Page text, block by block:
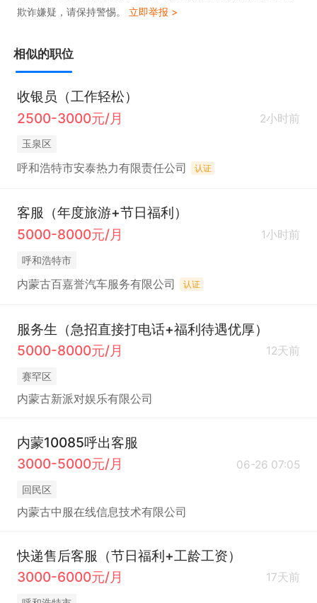
欺诈嫌疑，请保持警惕。 立即举报 >
相似的职位
收银员（工作轻松）
2500-3000元/月
2小时前
玉泉区
呼和浩特市安泰热力有限责任公司 认证
客服（年度旅游+节日福利）
5000-8000元/月
1小时前
呼和浩特市
内蒙古百嘉誉汽车服务有限公司 认证
服务生（急招直接打电话+福利待遇优厚）
5000-8000元/月
12天前
赛罕区
内蒙古新派对娱乐有限公司
内蒙10085呼出客服
3000-5000元/月
06-26 07:05
回民区
内蒙古中服在线信息技术有限公司
快递售后客服（节日福利+工龄工资）
3000-6000元/月
17天前